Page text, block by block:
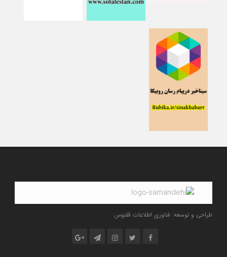
طراحی و توسعه: فناوری اطلاعات ققنوس